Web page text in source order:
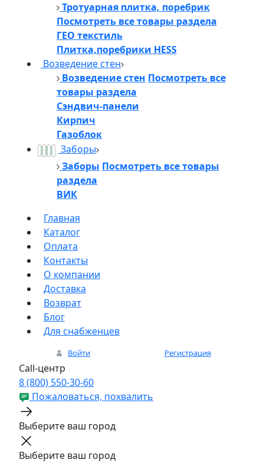
Тротуарная плитка, поребрик
Посмотреть все товары раздела
ГЕО текстиль
Плитка,поребрики HESS
Возведение стен
Возведение стен Посмотреть все
товары раздела
Сэндвич-панели
Кирпич
Газоблок
Заборы
Заборы Посмотреть все товары
раздела
ВИК
Главная
Каталог
Оплата
Контакты
О компании
Доставка
Возврат
Блог
Для снабженцев
Войти Регистрация
Call-центр
8 (800) 550-30-60
Пожаловаться, похвалить
Выберите ваш город
Выберите ваш город